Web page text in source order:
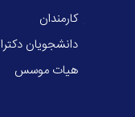
کارمندان
دانشجویان دکترا
هیات موسس